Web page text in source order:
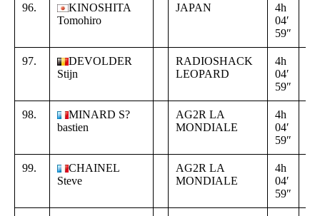
96.
KINOSHITA
Tomohiro
JAPAN
4h
04′
59″
97.
DEVOLDER
Stijn
RADIOSHACK
LEOPARD
4h
04′
59″
98.
MINARD S?
bastien
AG2R LA
MONDIALE
4h
04′
59″
99.
CHAINEL
Steve
AG2R LA
MONDIALE
4h
04′
59″